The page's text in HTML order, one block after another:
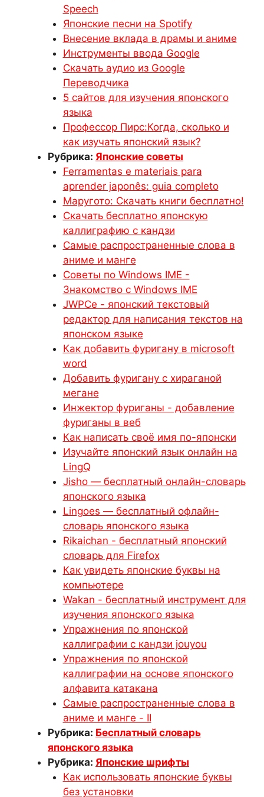
Speech
Японские песни на Spotify
Внесение вклада в драмы и аниме
Инструменты ввода Google
Скачать аудио из Google
Переводчика
5 сайтов для изучения японского
языка
Профессор Пирс:Когда, сколько и
как изучать японский язык?
Рубрика: Японские советы
Ferramentas e materiais para
aprender japonês: guia completo
Маругото: Скачать книги бесплатно!
Скачать бесплатно японскую
каллиграфию с кандзи
Самые распространенные слова в
аниме и манге
Советы по Windows IME -
Знакомство с Windows IME
JWPCe - японский текстовый
редактор для написания текстов на
японском языке
Как добавить фуригану в microsoft
word
Добавить фуригану с хираганой
мегане
Инжектор фуриганы - добавление
фуриганы в веб
Как написать своё имя по-японски
Изучайте японский язык онлайн на
LingQ
Jisho — бесплатный онлайн-словарь
японского языка
Lingoes — бесплатный офлайн-
словарь японского языка
Rikaichan - бесплатный японский
словарь для Firefox
Как увидеть японские буквы на
компьютере
Wakan - бесплатный инструмент для
изучения японского языка
Упражнения по японской
каллиграфии с кандзи jouyou
Упражнения по японской
каллиграфии на основе японского
алфавита катакана
Самые распространенные слова в
аниме и манге - II
Рубрика: Бесплатный словарь
японского языка
Рубрика: Японские шрифты
Как использовать японские буквы
без установки